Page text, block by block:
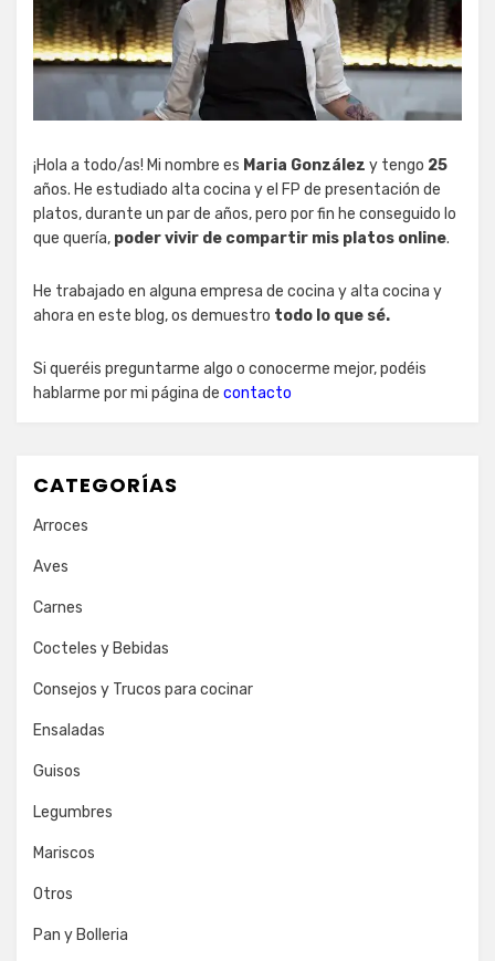
¡Hola a todo/as! Mi nombre es Maria González y tengo 25
años. He estudiado alta cocina y el FP de presentación de
platos, durante un par de años, pero por fin he conseguido lo
que quería, poder vivir de compartir mis platos online.
He trabajado en alguna empresa de cocina y alta cocina y
ahora en este blog, os demuestro todo lo que sé.
Si queréis preguntarme algo o conocerme mejor, podéis
hablarme por mi página de contacto
CATEGORÍAS
Arroces
Aves
Carnes
Cocteles y Bebidas
Consejos y Trucos para cocinar
Ensaladas
Guisos
Legumbres
Mariscos
Otros
Pan y Bolleria